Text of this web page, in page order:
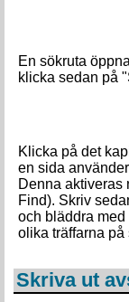
En sökruta
klicka sedan på
Klicka på det
en sida
Denna aktiveras
Find). Skriv
och bläddra
olika träffarna på
Skriva ut